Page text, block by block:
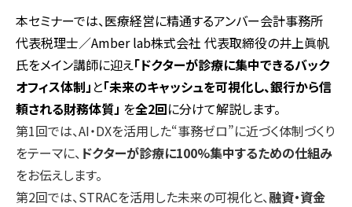
本セミナーでは、医療経営に精通するアンバー会計事務所
代表税理士／Amber lab株式会社 代表取締役の井上眞帆
氏をメイン講師に迎え「ドクターが診療に集中できるバック
オフィス体制」 と「未来のキャッシュを可視化し、銀行から信
頼される財務体質」 を全2回に分けて解説します。
第1回では、AI・DXを活用した“事務ゼロ”に近づく体制づくり
をテーマに、 ドクターが診療に100%集中するための仕組み
をお伝えします。
第2回では、STRACを活用した未来の可視化と、融資・資金